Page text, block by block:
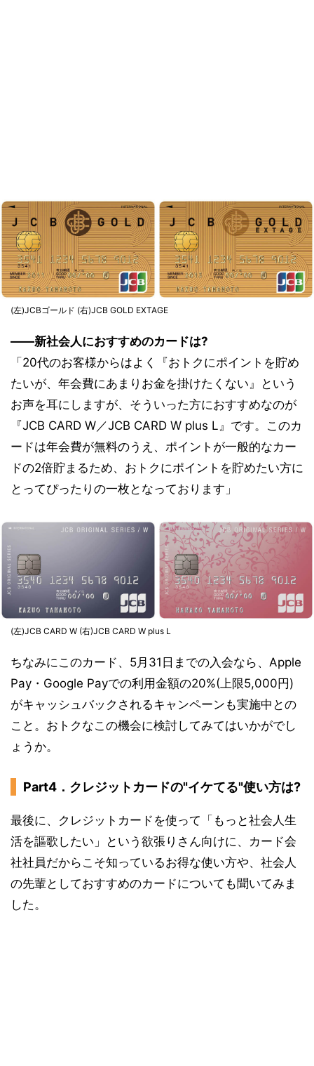
(左)JCBゴールド (右)JCB GOLD EXTAGE
――新社会人におすすめのカードは?
「20代のお客様からはよく『おトクにポイントを貯め
たいが、年会費にあまりお金を掛けたくない』という
お声を耳にしますが、そういった方におすすめなのが
『JCB CARD W／JCB CARD W plus L』です。このカ
ードは年会費が無料のうえ、ポイントが一般的なカー
ドの2倍貯まるため、おトクにポイントを貯めたい方に
とってぴったりの一枚となっております」
(左)JCB CARD W (右)JCB CARD W plus L
ちなみにこのカード、5月31日までの入会なら、Apple
Pay・Google Payでの利用金額の20%(上限5,000円)
がキャッシュバックされるキャンペーンも実施中との
こと。おトクなこの機会に検討してみてはいかがでし
ょうか。
Part4．クレジットカードの"イケてる"使い方は?
最後に、クレジットカードを使って「もっと社会人生
活を謳歌したい」という欲張りさん向けに、カード会
社社員だからこそ知っているお得な使い方や、社会人
の先輩としておすすめのカードについても聞いてみま
した。